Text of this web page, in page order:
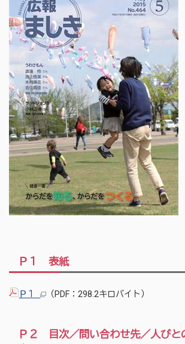
Ｐ１ 表紙
Ｐ１ （PDF：298.2キロバイト）
Ｐ２ 目次／問い合わせ先／人びと